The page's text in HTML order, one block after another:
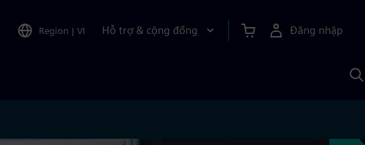
Region | VI Hỗ trợ & cộng đồng Đăng nhập